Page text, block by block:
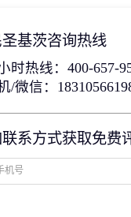
阿图 斐济
划
土耳其存款护
斐济存款退休
基茨咨询热线
时热线：400-657-
/微信：
系方式获取免费